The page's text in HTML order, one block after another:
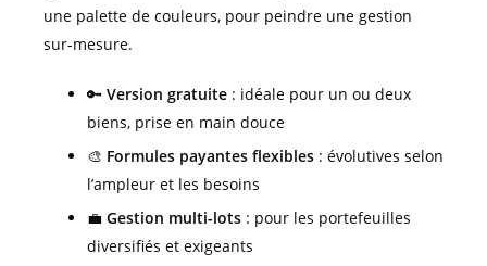
une palette de couleurs, pour peindre une gestion
sur-mesure.
🔑 Version gratuite : idéale pour un ou deux
biens, prise en main douce
🎨 Formules payantes flexibles : évolutives selon
l’ampleur et les besoins
💼 Gestion multi-lots : pour les portefeuilles
diversifiés et exigeants